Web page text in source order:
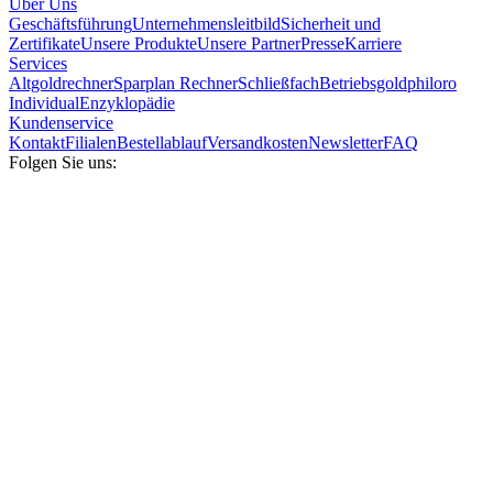
Über Uns
GeschäftsführungUnternehmensleitbildSicherheit und
ZertifikateUnsere ProdukteUnsere PartnerPresseKarriere
Services
AltgoldrechnerSparplan RechnerSchließfachBetriebsgoldphiloro
IndividualEnzyklopädie
Kundenservice
KontaktFilialenBestellablaufVersandkostenNewsletterFAQ
Folgen Sie uns: